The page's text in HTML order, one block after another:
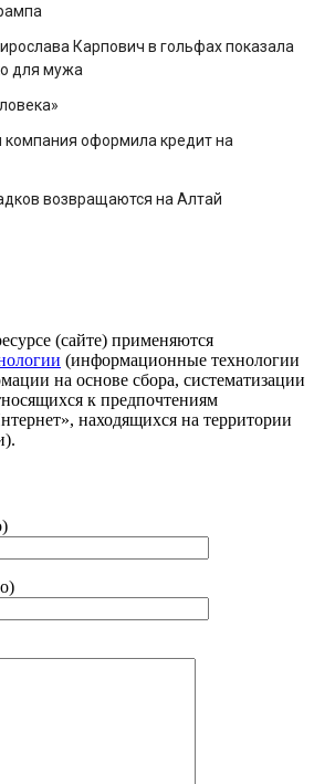
Карпович в гольфах показала
для мужа
компания оформила кредит на
возвращаются на Алтай
(сайте) применяются
(информационные технологии
на основе сбора, систематизации
к предпочтениям
находящихся на территории